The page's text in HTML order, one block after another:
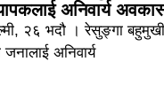
अनिवार्य
२६ भदौ । रेसुङ्गा बहुमुखी
जनालाई अनिवार्य